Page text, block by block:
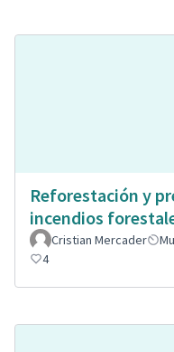
Reforestación y
incendios
Cristian Mercader
4